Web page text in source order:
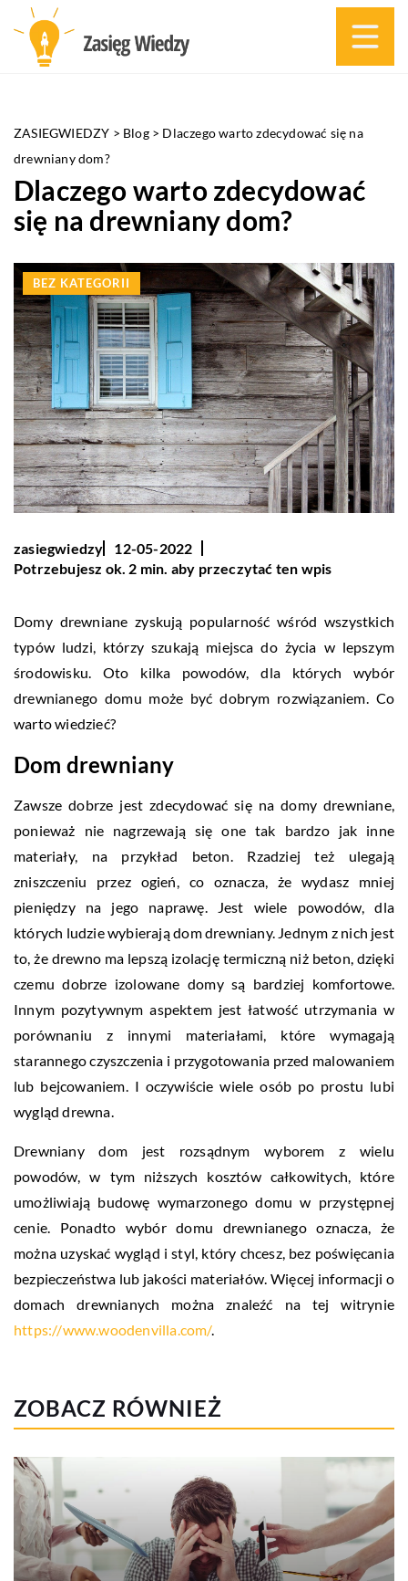
ZASIEGWIEDZY > Blog> Dlaczego warto zdecydować się na
drewniany dom?
Dlaczego warto zdecydować
się na drewniany dom?
BEZ KATEGORII
zasiegwiedzy
12-05-2022
Potrzebujesz ok. 2 min. aby przeczytać ten wpis
Domy drewniane zyskują popularność wśród wszystkich
typów ludzi, którzy szukają miejsca do życia w lepszym
środowisku. Oto kilka powodów, dla których wybór
drewnianego domu może być dobrym rozwiązaniem. Co
warto wiedzieć?
Dom drewniany
Zawsze dobrze jest zdecydować się na domy drewniane,
ponieważ nie nagrzewają się one tak bardzo jak inne
materiały, na przykład beton. Rzadziej też ulegają
zniszczeniu przez ogień, co oznacza, że wydasz mniej
pieniędzy na jego naprawę. Jest wiele powodów, dla
których ludzie wybierają dom drewniany. Jednym z nich jest
to, że drewno ma lepszą izolację termiczną niż beton, dzięki
czemu dobrze izolowane domy są bardziej komfortowe.
Innym pozytywnym aspektem jest łatwość utrzymania w
porównaniu z innymi materiałami, które wymagają
starannego czyszczenia i przygotowania przed malowaniem
lub bejcowaniem. I oczywiście wiele osób po prostu lubi
wygląd drewna.
Drewniany dom jest rozsądnym wyborem z wielu
powodów, w tym niższych kosztów całkowitych, które
umożliwiają budowę wymarzonego domu w przystępnej
cenie. Ponadto wybór domu drewnianego oznacza, że
można uzyskać wygląd i styl, który chcesz, bez poświęcania
bezpieczeństwa lub jakości materiałów. Więcej informacji o
domach drewnianych można znaleźć na tej witrynie
https://www.woodenvilla.com/.
ZOBACZ RÓWNIEŻ